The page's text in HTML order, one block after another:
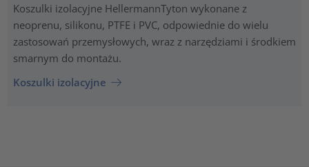
Koszulki izolacyjne HellermannTyton wykonane z
neoprenu, silikonu, PTFE i PVC, odpowiednie do wielu
zastosowań przemysłowych, wraz z narzędziami i środkiem
smarnym do montażu.
Koszulki izolacyjne